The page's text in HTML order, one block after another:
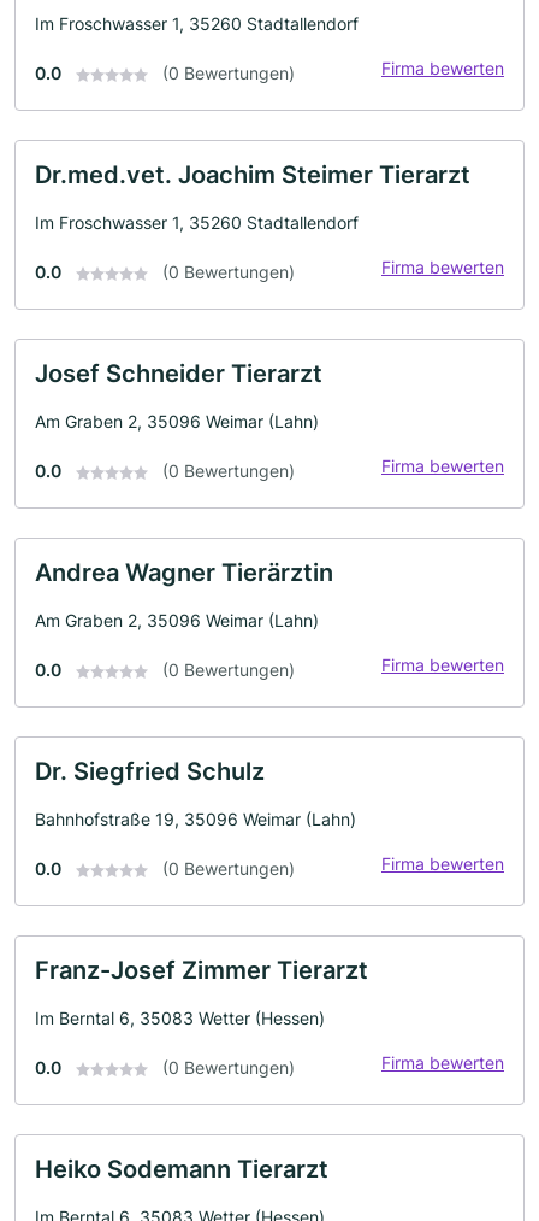
Im Froschwasser 1, 35260 Stadtallendorf
0.0 (0 Bewertungen) Firma bewerten
Dr.med.vet. Joachim Steimer Tierarzt
Im Froschwasser 1, 35260 Stadtallendorf
0.0 (0 Bewertungen) Firma bewerten
Josef Schneider Tierarzt
Am Graben 2, 35096 Weimar (Lahn)
0.0 (0 Bewertungen) Firma bewerten
Andrea Wagner Tierärztin
Am Graben 2, 35096 Weimar (Lahn)
0.0 (0 Bewertungen) Firma bewerten
Dr. Siegfried Schulz
Bahnhofstraße 19, 35096 Weimar (Lahn)
0.0 (0 Bewertungen) Firma bewerten
Franz-Josef Zimmer Tierarzt
Im Berntal 6, 35083 Wetter (Hessen)
0.0 (0 Bewertungen) Firma bewerten
Heiko Sodemann Tierarzt
Im Berntal 6, 35083 Wetter (Hessen)